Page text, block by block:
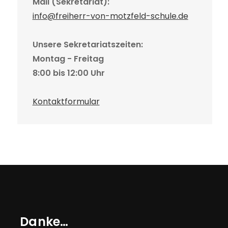
info@freiherr-von-motzfeld-schule.de
Unsere Sekretariatszeiten:
Montag - Freitag
8:00 bis 12:00 Uhr
Kontaktformular
Danke…